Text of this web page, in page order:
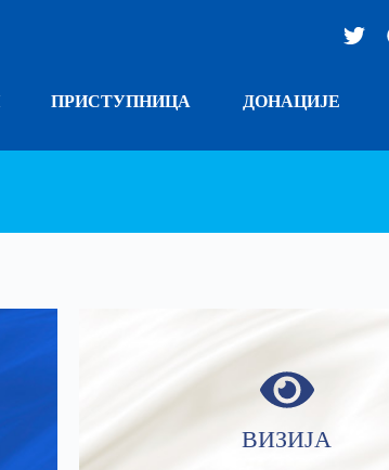
ПРИСТУПНИЦА ДОНАЦИЈЕ
ВИЗИЈА